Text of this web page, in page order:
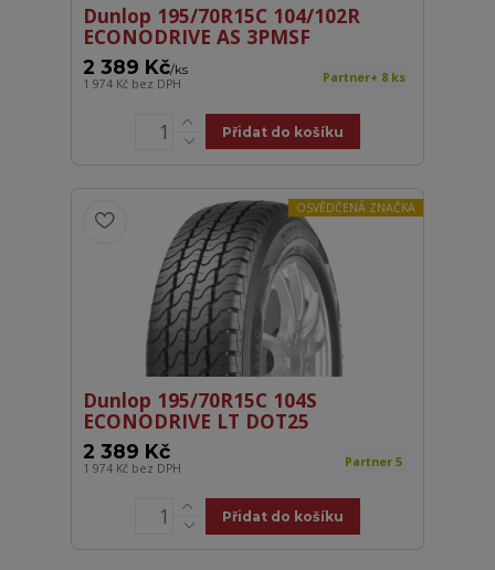
Dunlop 195/70R15C 104/102R
ECONODRIVE AS 3PMSF
2 389 Kč/ks
1 974 Kč bez DPH Partner+ 8 ks
Přidat do košíku
OSVĚDČENÁ ZNAČKA
Dunlop 195/70R15C 104S
ECONODRIVE LT DOT25
2 389 Kč
1 974 Kč bez DPH Partner 5
Přidat do košíku